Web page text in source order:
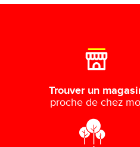
Trouver un
proche de chez